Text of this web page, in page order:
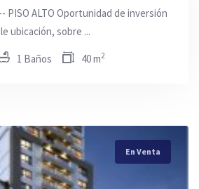
PISO ALTO Oportunidad de inversión
ubicación, sobre ...
1 Baños 40 m2
En VentaEn Venta
En Venta